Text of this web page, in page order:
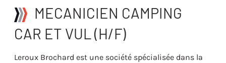
MECANICIEN CAMPING
CAR ET VUL (H/F)
Leroux Brochard est une société spécialisée dans la